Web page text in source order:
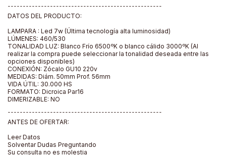
¯¯¯¯¯¯¯¯¯¯¯¯¯¯¯¯¯¯¯¯¯¯¯¯¯¯¯¯¯¯¯¯¯¯¯¯¯¯¯¯¯¯¯¯¯¯¯¯¯¯¯
DATOS DEL PRODUCTO:
LAMPARA : Led 7w (Última tecnología alta luminosidad)
LÚMENES: 460/530
TONALIDAD LUZ: Blanco Frío 6500ºK o blanco cálido 3000ºK (Al
realizar la compra puede seleccionar la tonalidad deseada entre las
opciones disponibles)
CONEXIÓN: Zócalo GU10 220v
MEDIDAS: Diám. 50mm Prof. 56mm
VIDA ÚTIL: 30.000 HS
FORMATO: Dicroica Par16
DIMERIZABLE: NO
¯¯¯¯¯¯¯¯¯¯¯¯¯¯¯¯¯¯¯¯¯¯¯¯¯¯¯¯¯¯¯¯¯¯¯¯¯¯¯¯¯¯¯¯¯¯¯¯¯¯¯
ANTES DE OFERTAR:
Leer Datos
Solventar Dudas Preguntando
Su consulta no es molestia